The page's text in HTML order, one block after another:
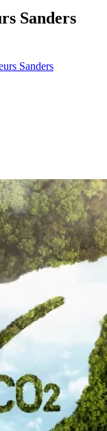
Sanders
Sanders